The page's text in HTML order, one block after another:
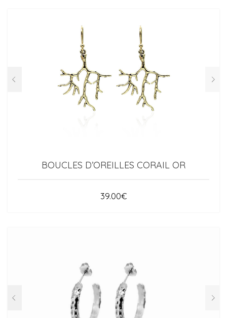
BOUCLES D’OREILLES CORAIL OR
39.00€